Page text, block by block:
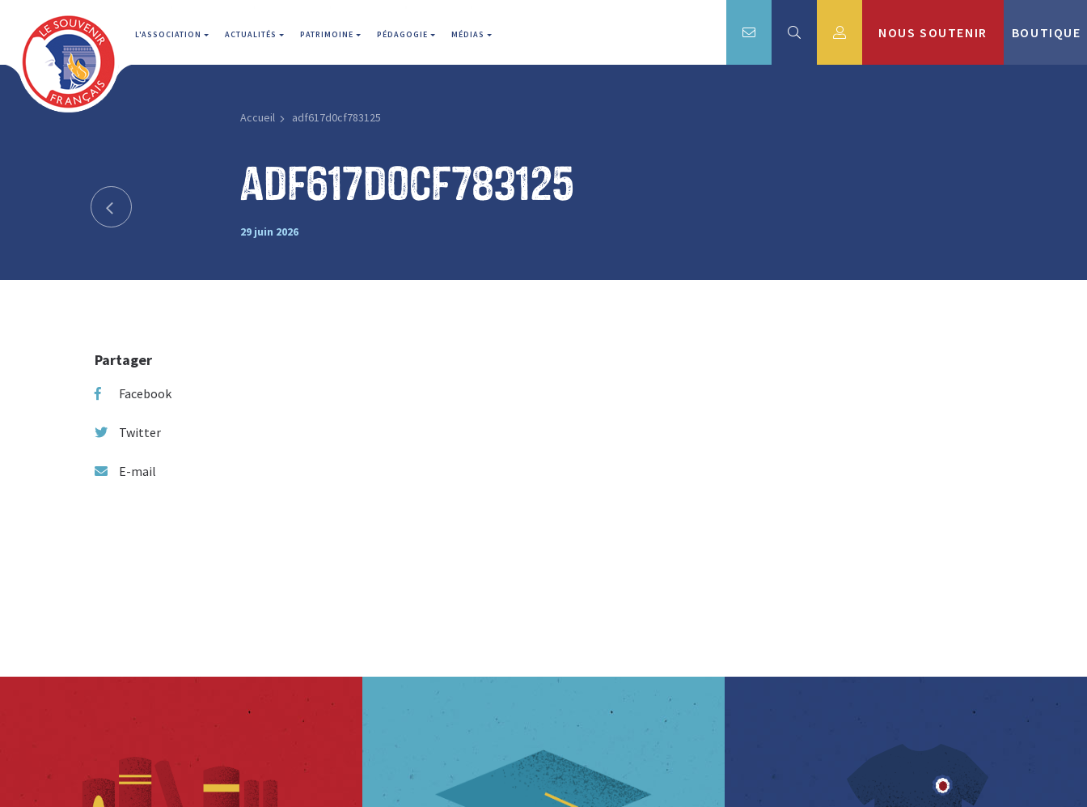
L'ASSOCIATION ACTUALITÉS PATRIMOINE PÉDAGOGIE MÉDIAS NOUS SOUTENIR BOUTIQUE
Accueil adf617d0cf783125
adf617d0cf783125
29 juin 2026
Partager
Facebook
Twitter
E-mail